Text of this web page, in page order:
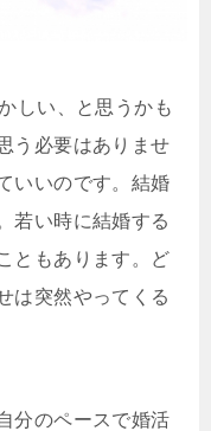
しい、と思うかも
う必要はありませ
いいのです。結婚
若い時に結婚する
ともあります。ど
は突然やってくる
分のペースで婚活